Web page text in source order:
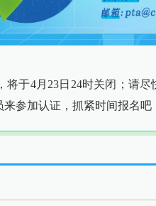
将于4月23日24时关闭；请尽
参加认证，抓紧时间报名吧